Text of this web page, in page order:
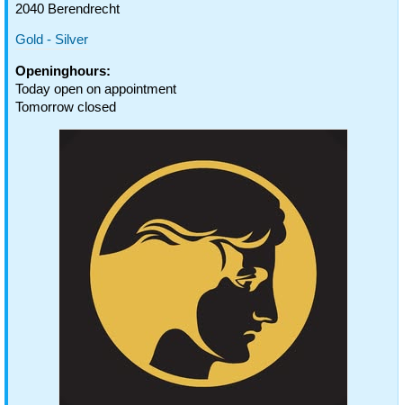
2040 Berendrecht
Gold - Silver
Openinghours:
Today open on appointment
Tomorrow closed